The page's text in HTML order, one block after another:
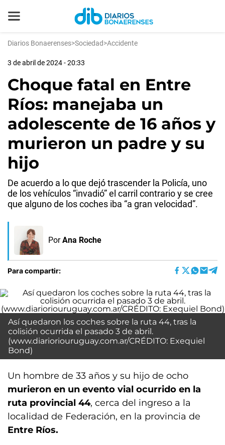
Diarios Bonaerenses>Sociedad>Accidente
3 de abril de 2024 - 20:33
Choque fatal en Entre
Ríos: manejaba un
adolescente de 16 años y
murieron un padre y su
hijo
De acuerdo a lo que dejó trascender la Policía, uno
de los vehículos “invadió” el carril contrario y se cree
que alguno de los coches iba “a gran velocidad”.
Por Ana Roche
Para compartir:
Así quedaron los coches sobre la ruta 44, tras la
colisión ocurrida el pasado 3 de abril.
(www.diarioriouruguay.com.ar/CRÉDITO: Exequiel
Bond)
Un hombre de 33 años y su hijo de ocho
murieron en un evento vial ocurrido en la
ruta provincial 44, cerca del ingreso a la
localidad de Federación, en la provincia de
Entre Ríos.